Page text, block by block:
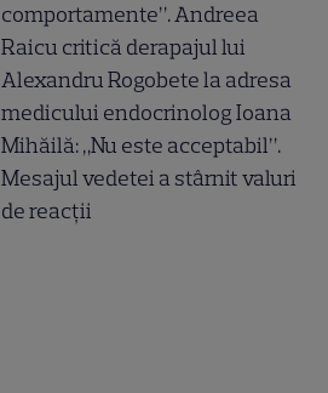
comportamente”. Andreea
Raicu critică derapajul lui
Alexandru Rogobete la adresa
medicului endocrinolog Ioana
Mihăilă: „Nu este acceptabil”.
Mesajul vedetei a stârnit valuri
de reacții